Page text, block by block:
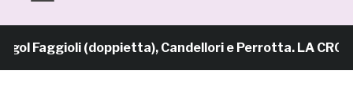
(doppietta), Candellori e Perrotta. LA CRONACA